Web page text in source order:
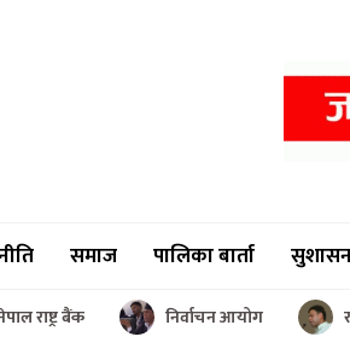
समाज पालिका बार्ता
राष्ट्र बैंक निर्वाचन आयोग